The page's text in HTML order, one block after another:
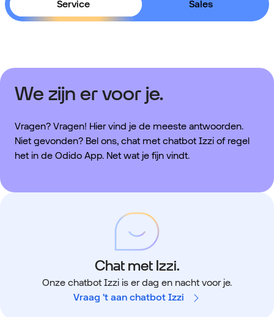
Service Sales
We zijn er voor je.
Vragen? Vragen! Hier vind je de meeste antwoorden.
Niet gevonden? Bel ons, chat met chatbot Izzi of regel
het in de Odido App. Net wat je fijn vindt.
Chat met Izzi.
Onze chatbot Izzi is er dag en nacht voor je.
Vraag 't aan chatbot Izzi